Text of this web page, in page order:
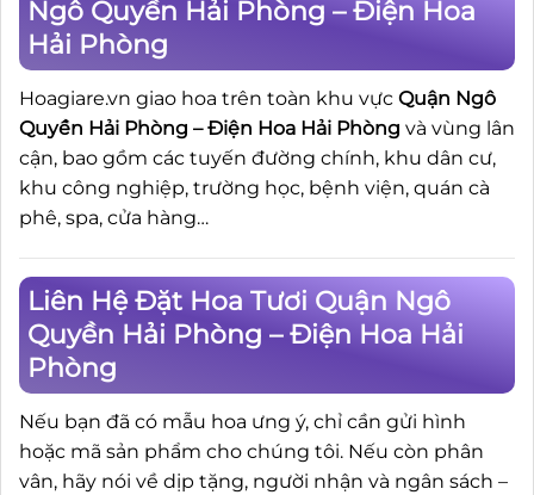
Ngô Quyền Hải Phòng – Điện Hoa
Hải Phòng
Hoagiare.vn giao hoa trên toàn khu vực Quận Ngô
Quyền Hải Phòng – Điện Hoa Hải Phòng và vùng lân
cận, bao gồm các tuyến đường chính, khu dân cư,
khu công nghiệp, trường học, bệnh viện, quán cà
phê, spa, cửa hàng…
Liên Hệ Đặt Hoa Tươi Quận Ngô
Quyền Hải Phòng – Điện Hoa Hải
Phòng
Nếu bạn đã có mẫu hoa ưng ý, chỉ cần gửi hình
hoặc mã sản phẩm cho chúng tôi. Nếu còn phân
vân, hãy nói về dịp tặng, người nhận và ngân sách –